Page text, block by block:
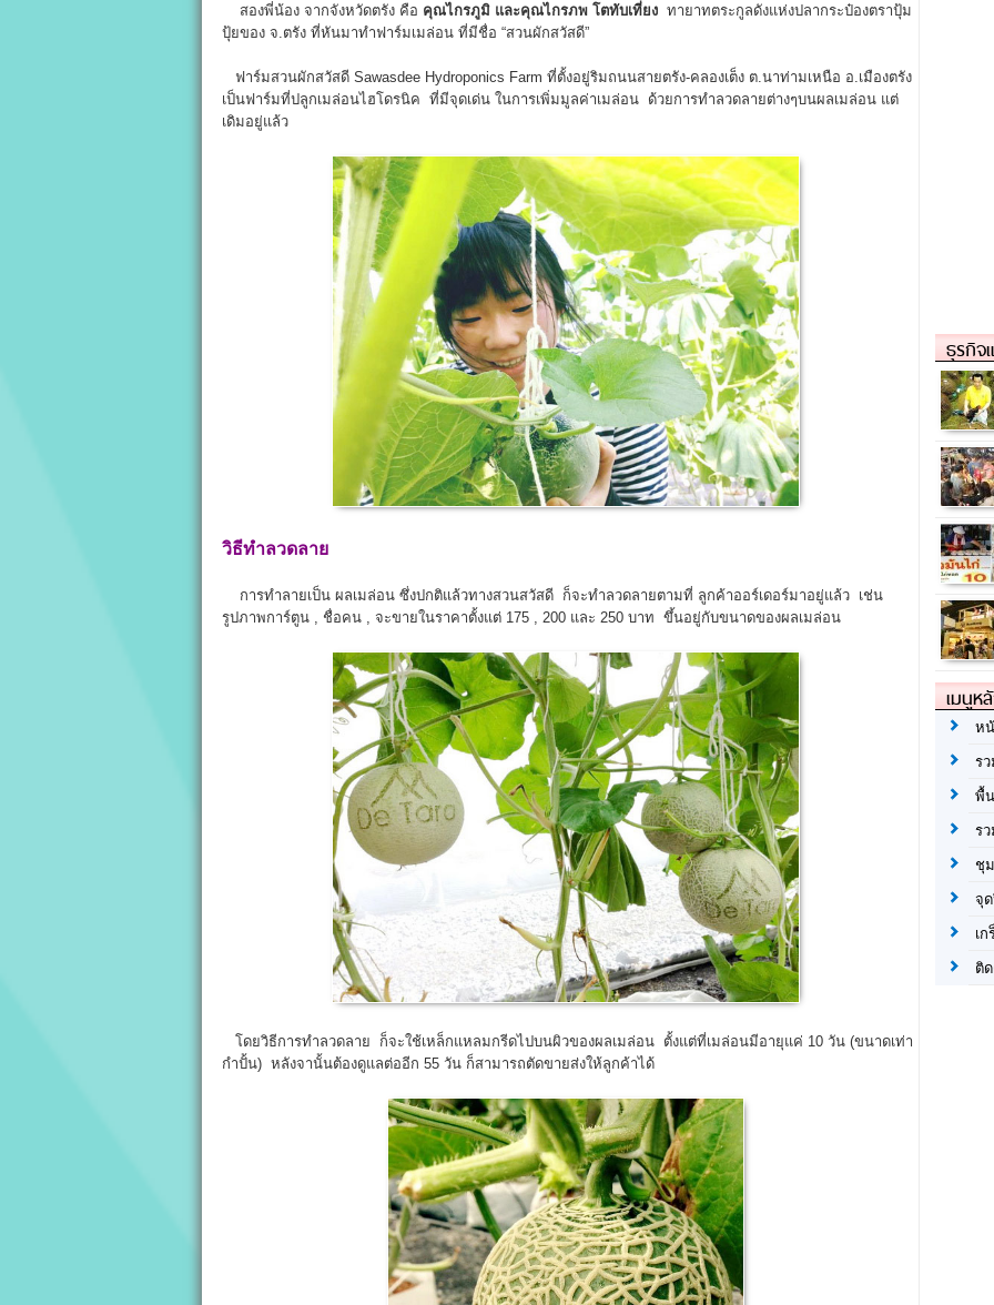
สองพี่น้อง จากจังหวัดตรัง คือ คุณไกรภูมิ และคุณไกรภพ โตทับเที่ยง ทายาทตระกูลดังแห่งปลากระป๋องตราปุ้ม
ปุ้ยของ จ.ตรัง ที่หันมาทำฟาร์มเมล่อน ที่มีชื่อ “สวนผักสวัสดี”
ฟาร์มสวนผักสวัสดี Sawasdee Hydroponics Farm ที่ตั้งอยู่ริมถนนสายตรัง-คลองเต็ง ต.นาท่ามเหนือ อ.เมืองตรัง
เป็นฟาร์มที่ปลูกเมล่อนไฮโดรนิค ที่มีจุดเด่น ในการเพิ่มมูลค่าเมล่อน ด้วยการทำลวดลายต่างๆบนผลเมล่อน แต่
เดิมอยู่แล้ว
วิธีทำลวดลาย
การทำลายเป็น ผลเมล่อน ซึ่งปกติแล้วทางสวนสวัสดี ก็จะทำลวดลายตามที่ ลูกค้าออร์เดอร์มาอยู่แล้ว เช่น
รูปภาพการ์ตูน , ชื่อคน , จะขายในราคาตั้งแต่ 175 , 200 และ 250 บาท ขึ้นอยู่กับขนาดของผลเมล่อน
โดยวิธีการทำลวดลาย ก็จะใช้เหล็กแหลมกรีดไปบนผิวของผลเมล่อน ตั้งแต่ที่เมล่อนมีอายุแค่ 10 วัน (ขนาดเท่า
กำปั้น) หลังจานั้นต้องดูแลต่ออีก 55 วัน ก็สามารถตัดขายส่งให้ลูกค้าได้
ธุรกิจ
เมนูห
ห
ร
พื้
ร
ชุ
จุ
เ
ติ